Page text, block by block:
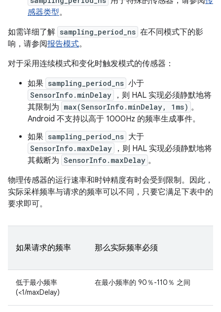
感器类型。
如需详细了解 sampling_period_ns 在不同模式下的影
响，请参阅报告模式。
对于采用连续模式和变化时触发模式的传感器：
如果 sampling_period_ns 小于
SensorInfo.minDelay
，则 HAL 实现必须静默地将
其限制为 max(SensorInfo.minDelay, 1ms) 。
Android 不支持以高于 1000Hz 的频率生成事件。
如果 sampling_period_ns 大于
SensorInfo.maxDelay
，则 HAL 实现必须静默地将
其截断为 SensorInfo.maxDelay 。
物理传感器的运行速率和时钟精度有时会受到限制。因此，
实际采样频率与请求的频率可以不同，只要它满足下表中的
要求即可。
如果请求的频率 那么实际频率必须
低于最小频率
(<1/maxDelay)
在最小频率的 90％-110％ 之间